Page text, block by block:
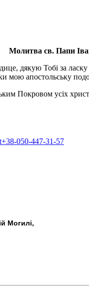
Молитва св. Папи
дякую Тобі за
мою апостольську
Покровом усіх
+38-050-447-31-57
Могилі,